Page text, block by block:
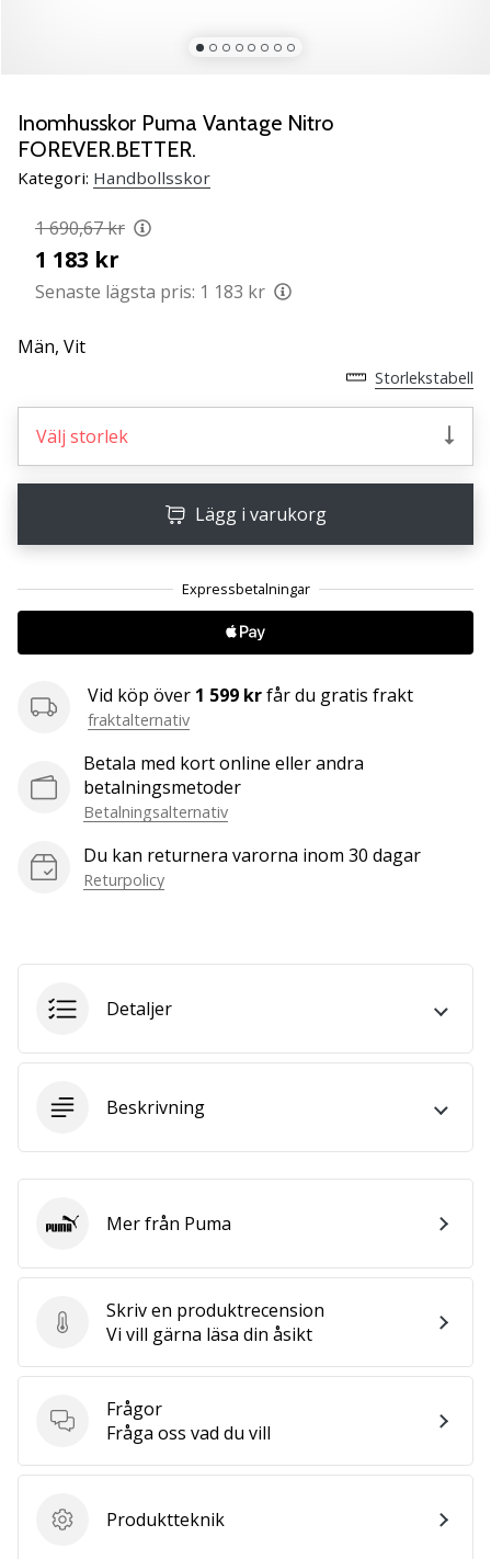
PUMA
Accelerate
NITRO
SQD
handbollsskorna!
Upptäck
de
och
reda
på
det…
25. 11. 2024
a
Ambassador
handball
Are
you
like
we
are?
us
alla
artiklar
Inomhusskor Puma Vantage Nitro
FOREVER.BETTER.
Kategori: Handbollsskor
1 690,67 kr
1 183 kr
Senaste lägsta pris: 1 183 kr
Män, Vit
Storlekstabell
Välj storlek
Lägg i varukorg
Vid köp över 1 599 krfår du gratis frakt
fraktalternativ
Betala med kort online eller andra
betalningsmetoder
Betalningsalternativ
Du kan returnera varorna inom 30 dagar
Returpolicy
Detaljer
Beskrivning
Skriv en produktrecension
Skriv en produktrecension
Vi vill gärna läsa din åsikt
Frågor
Frågor
Fråga oss vad du vill
Produktteknik
Produktteknik
PumaMer från Puma